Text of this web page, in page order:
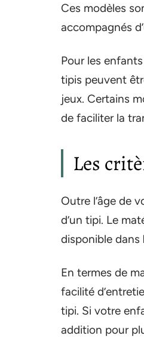
Ces modèles
accompagnés
Pour les
tipis peuvent
jeux. Certains
de faciliter la
Les
Outre l’âge de
d’un tipi. Le
disponible dans
En termes de
facilité
tipi. Si votre
addition pour